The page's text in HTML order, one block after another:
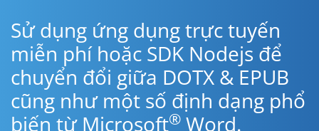
Sử dụng ứng dụng trực tuyến
miễn phí hoặc SDK Nodejs để
chuyển đổi giữa DOTX & EPUB
cũng như một số định dạng phổ
biến từ Microsoft® Word.